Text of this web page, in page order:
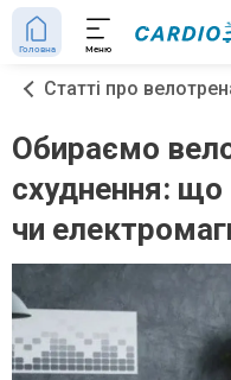
Головна Меню
Статті про
Обираємо
схуднення:
чи